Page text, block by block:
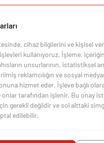
cihaz bilgilerini ve kişisel
kullanıyoruz. İşleme,
unsurlarının, istatistiksel
reklamcılığın ve sosyal
hizmet eder. İşleve bağlı
onlar tarafından işlenir. Bu onay
gerekli değildir ve sol alttaki
edilebilir.